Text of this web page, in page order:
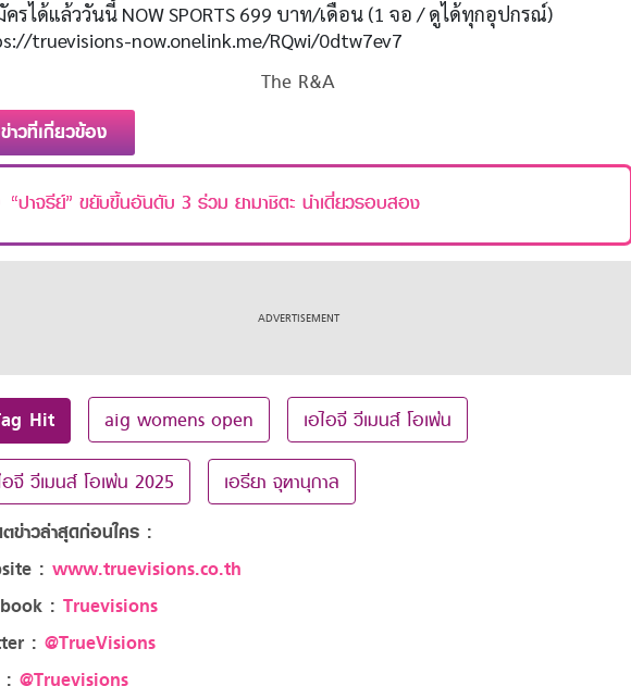
ครได้แล้ววันนี้ NOW SPORTS 699 บาท/เดือน (1 จอ /ดูได้ทุกอุปกรณ์)
truevisions-now.onelink.me/RQwi/0dtw7ev7
The R&A
ข่าวที่เกี่ยวข้อง
“ปาจรีย์” ขยับขึ้นอันดับ 3 ร่วม ยามาชิตะ นำเดี่ยวรอบสอง
Hit aig womens open เอไอจี วีเมนส์ โอเพ่น
อจี วีเมนส์ โอเพ่น 2025 เอรียา จุฑานุกาล
ข่าวล่าสุดก่อนใคร :
: www.truevisions.co.th
: Truevisions
: @TrueVisions
: @Truevisions